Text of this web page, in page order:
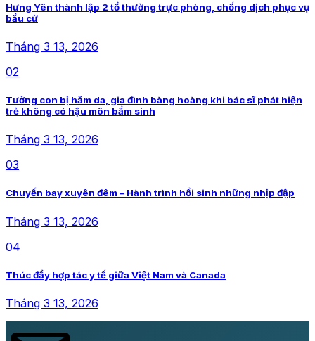
Hưng Yên thành lập 2 tổ thường trực phòng, chống dịch phục vụ
bầu cử
Tháng 3 13, 2026
02
Tưởng con bị hăm da, gia đình bàng hoàng khi bác sĩ phát hiện
trẻ không có hậu môn bẩm sinh
Tháng 3 13, 2026
03
Chuyến bay xuyên đêm – Hành trình hồi sinh những nhịp đập
Tháng 3 13, 2026
04
Thúc đẩy hợp tác y tế giữa Việt Nam và Canada
Tháng 3 13, 2026